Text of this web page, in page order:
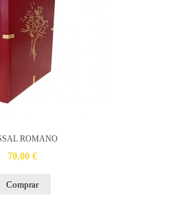
ROMANO
70,00 €
Comprar